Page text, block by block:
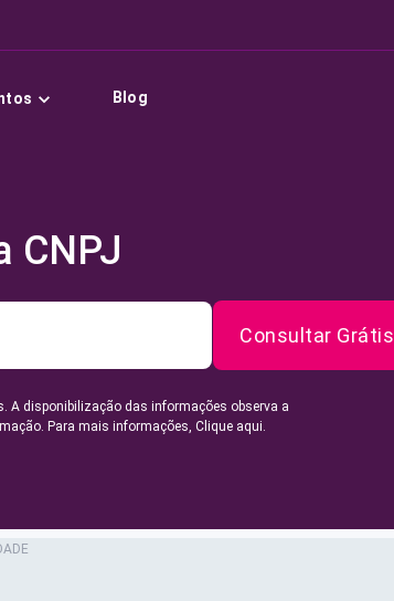
Blog
CNPJ
Consultar Grátis
A disponibilização das informações observa a
Para mais informações, Clique aqui.